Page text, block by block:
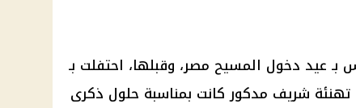
بـ عيد دخول المسيح مصر، وقبلها، احتفلت بـ
تهنئة شريف مدكور كانت بمناسبة حلول ذكرى